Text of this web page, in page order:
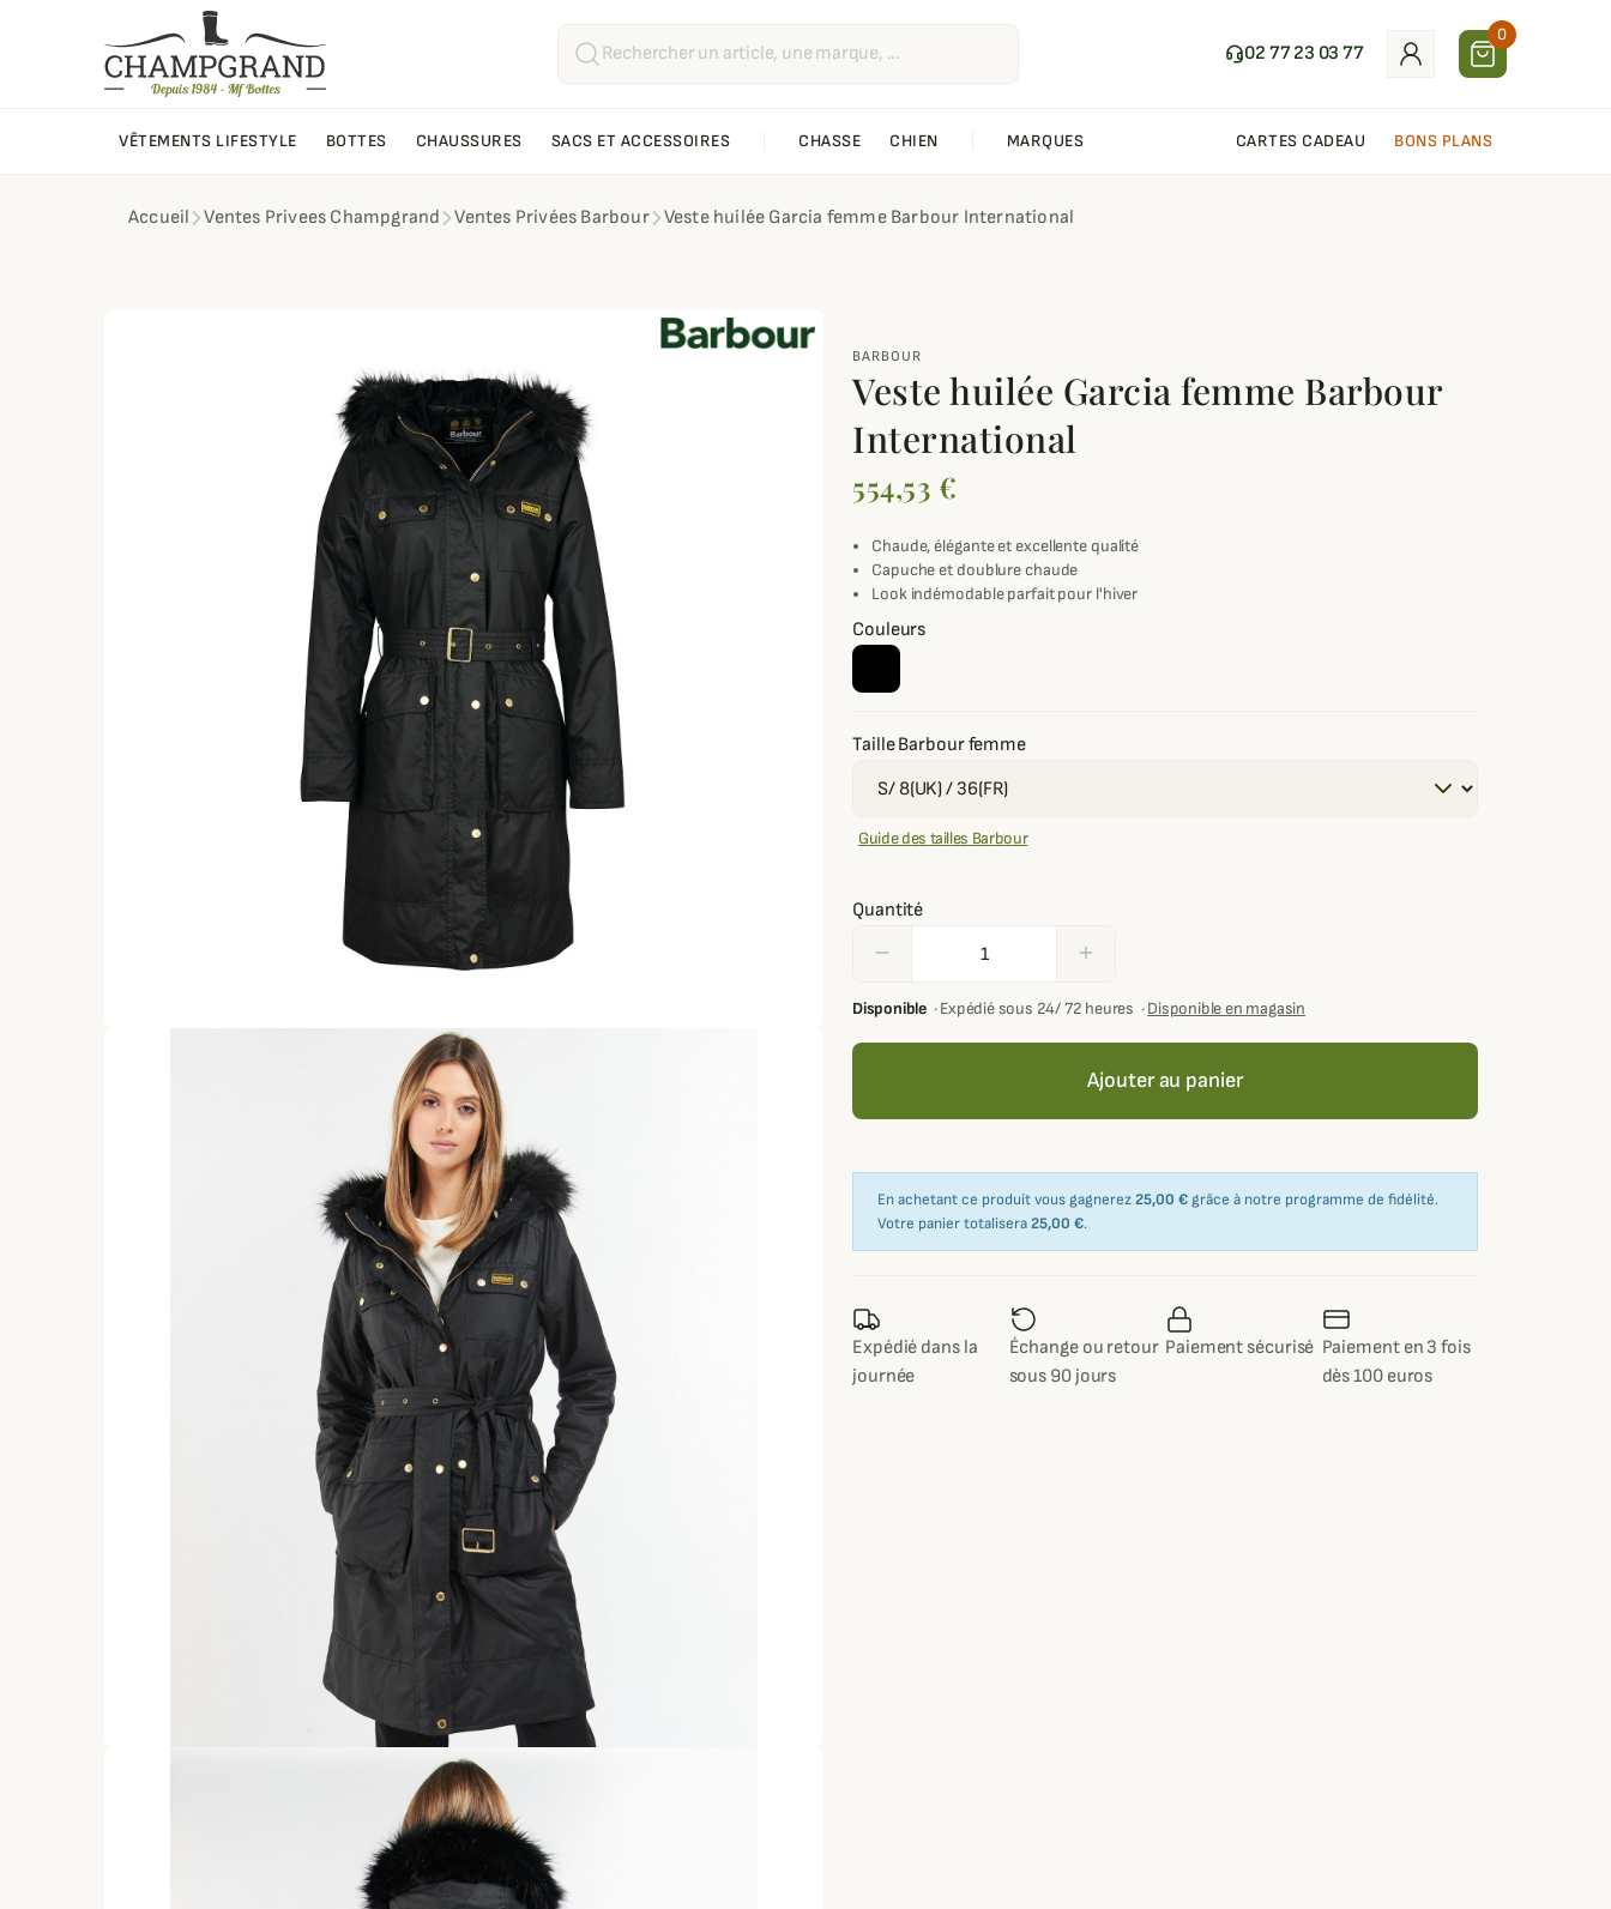
02 77 23 03 77
0
VÊTEMENTS LIFESTYLE BOTTES CHAUSSURES SACS ET ACCESSOIRES CHASSE CHIEN MARQUES CARTES CADEAU BONS PLANS
Accueil Ventes Privees Champgrand Ventes Privées Barbour Veste huilée Garcia femme Barbour International
BARBOUR
Veste huilée Garcia femme Barbour
International
554,53 €
Chaude, élégante et excellente qualité
Capuche et doublure chaude
Look indémodable parfait pour l'hiver
Couleurs
Taille Barbour femme
Guide des tailles Barbour
Quantité
remove add
Disponible ·Expédié sous 24/ 72 heures ·Disponible en magasin
Ajouter au panier
En achetant ce produit vous gagnerez25,00 € grâce à notre programme de fidélité.
Votre panier totalisera25,00 €.
Expédié dans la
journée
Échange ou retour
sous 90 jours
Paiement sécurisé Paiement en 3 fois
dès 100 euros